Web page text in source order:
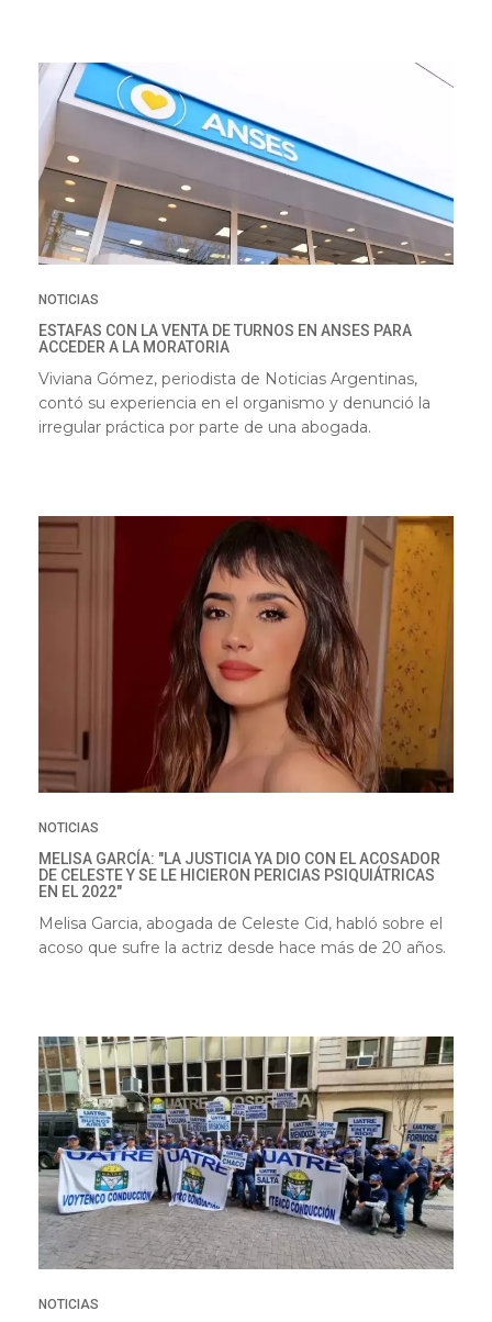
NOTICIAS
ESTAFAS CON LA VENTA DE TURNOS EN ANSES PARA
ACCEDER A LA MORATORIA
Viviana Gómez, periodista de Noticias Argentinas,
contó su experiencia en el organismo y denunció la
irregular práctica por parte de una abogada.
NOTICIAS
MELISA GARCÍA: "LA JUSTICIA YA DIO CON EL ACOSADOR
DE CELESTE Y SE LE HICIERON PERICIAS PSIQUIÁTRICAS
EN EL 2022"
Melisa Garcia, abogada de Celeste Cid, habló sobre el
acoso que sufre la actriz desde hace más de 20 años.
NOTICIAS